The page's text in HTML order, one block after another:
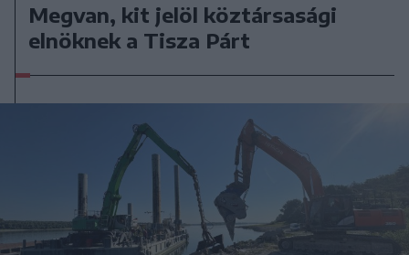
Megvan, kit jelöl köztársasági
elnöknek a Tisza Párt